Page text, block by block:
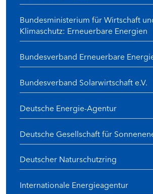
Bundesministerium für Wirtschaft
Klimaschutz: Erneuerbare Energien
Bundesverband Erneuerbare
Bundesverband Solarwirtschaft e.V.
Deutsche Energie-Agentur
Deutsche Gesellschaft für
Deutscher Naturschutzring
Internationale Energieagentur